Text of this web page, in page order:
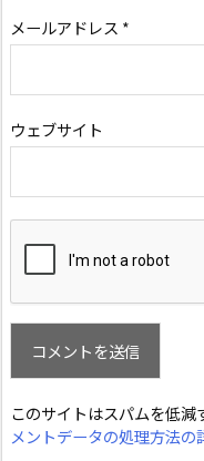
メールアドレス *
ウェブサイト
このサイトはスパムを低減
メントデータの処理方法